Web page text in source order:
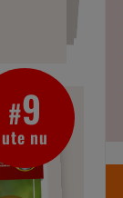
#9
ute nu